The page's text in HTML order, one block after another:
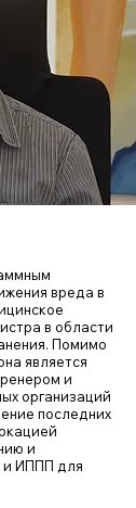
вреда в
в области
Помимо
является
и
организаций
последних
и
и ИППП для